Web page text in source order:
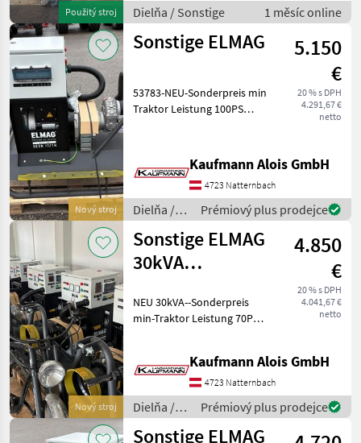
Použitý stroj
Aggregate stammen au
Dielňa / Sonstige 1 měsíc online
Nový stroj
Sonstige ELMAG
5.150
€
20 % s DPH
4.291,67 €
netto
53783-NEU-Sonderpreis min
Traktor Leistung 100PS
die Maschine bzw. Gerät
gerne am Betrieb und bittet
Kaufmann Alois GmbH
4723 Natternbach
Dielňa /
Sonstige
Prémiový plus prodejce
Nový stroj
Sonstige ELMAG
30kVA
Stromerzeuger
4.850
€
20 % s DPH
4.041,67 €
netto
NEU 30kVA--Sonderpreis
min-Traktor Leistung 70PS
Maschine bzw. Gerät gerne
am Betrieb und bittet um
eine Terminve
Kaufmann Alois GmbH
4723 Natternbach
Dielňa /
Sonstige
Prémiový plus prodejce
Sonstige ELMAG